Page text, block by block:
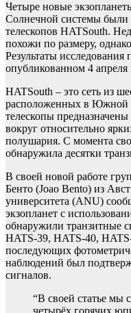
Четыре новые
Солнечной системы
телескопов HATSouth.
похожи по размеру,
Результаты
опубликованном 4 апреля
HATSouth – это сеть из
расположенных в Южной
телескопы
вокруг относительно
полушария. С момента
обнаружила десятки
В своей новой работе
Бенто (Joao Bento) из
университета (ANU)
экзопланет с
обнаружили транзитные
HATS-39, HATS-40,
последующих
наблюдений был
сигналов.
“В своей статье мы